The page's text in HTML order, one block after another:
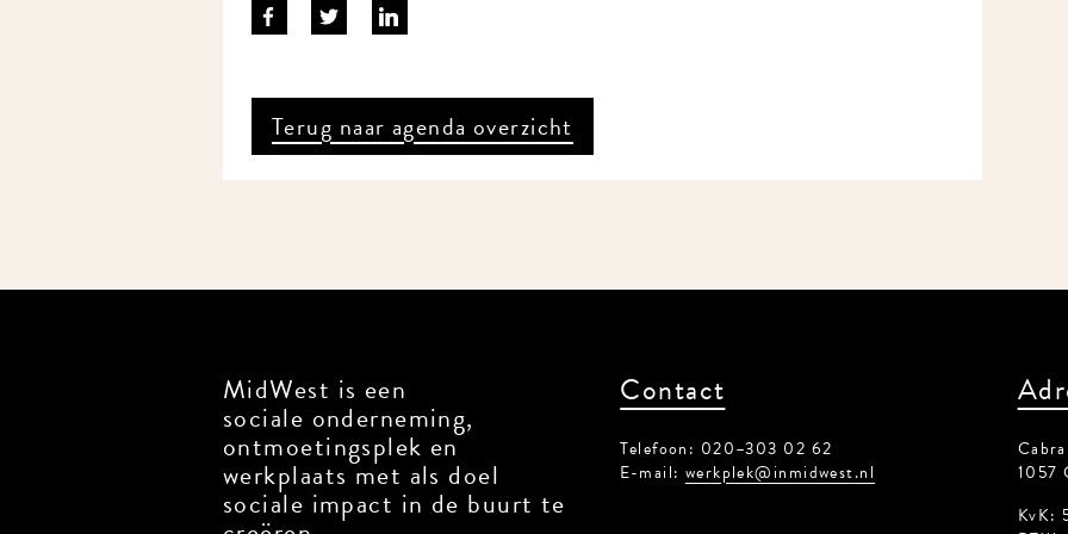
Terug naar agenda overzicht
MidWest is een
sociale onderneming,
ontmoetingsplek en
werkplaats met als doel
sociale impact in de buurt te
Contact
Telefoon: 020–303 02 62
E-mail: werkplek@inmidwest.nl
1057
KvK: